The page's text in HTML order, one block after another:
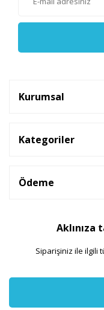
Kurumsal
Kategoriler
Ödeme
Aklınıza
Siparişiniz ile ilgili